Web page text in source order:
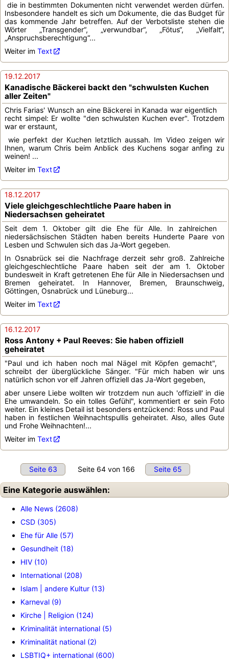
die in bestimmten Dokumenten nicht verwendet werden dürfen.
Insbesondere handelt es sich um Dokumente, die das Budget für
das kommende Jahr betreffen. Auf der Verbotsliste stehen die
Wörter „Transgender“, „verwundbar“, „Fötus“, „Vielfalt“,
„Anspruchsberechtigung“...
Weiter im Text
19.12.2017
Kanadische Bäckerei backt den "schwulsten Kuchen
aller Zeiten"
Chris Farias' Wunsch an eine Bäckerei in Kanada war eigentlich
recht simpel: Er wollte "den schwulsten Kuchen ever". Trotzdem
war er erstaunt,
wie perfekt der Kuchen letztlich aussah. Im Video zeigen wir
Ihnen, warum Chris beim Anblick des Kuchens sogar anfing zu
weinen! ...
Weiter im Text
18.12.2017
Viele gleichgeschlechtliche Paare haben in
Niedersachsen geheiratet
Seit dem 1. Oktober gilt die Ehe für Alle. In zahlreichen
niedersächsischen Städten haben bereits Hunderte Paare von
Lesben und Schwulen sich das Ja-Wort gegeben.
In Osnabrück sei die Nachfrage derzeit sehr groß. Zahlreiche
gleichgeschlechtliche Paare haben seit der am 1. Oktober
bundesweit in Kraft getretenen Ehe für Alle in Niedersachsen und
Bremen geheiratet. In Hannover, Bremen, Braunschweig,
Göttingen, Osnabrück und Lüneburg...
Weiter im Text
16.12.2017
Ross Antony + Paul Reeves: Sie haben offiziell
geheiratet
"Paul und ich haben noch mal Nägel mit Köpfen gemacht",
schreibt der überglückliche Sänger. "Für mich haben wir uns
natürlich schon vor elf Jahren offiziell das Ja-Wort gegeben,
aber unsere Liebe wollten wir trotzdem nun auch 'offiziell' in die
Ehe umwandeln. So ein tolles Gefühl", kommentiert er sein Foto
weiter. Ein kleines Detail ist besonders entzückend: Ross und Paul
haben in festlichen Weihnachtspullis geheiratet. Also, alles Gute
und Frohe Weihnachten!...
Weiter im Text
Seite 63 Seite 64 von 166 Seite 65
Eine Kategorie auswählen:
Alle News (2608)
CSD (305)
Ehe für Alle (57)
Gesundheit (18)
HIV (10)
International (208)
Islam | andere Kultur (13)
Karneval (9)
Kirche | Religion (124)
Kriminalität international (5)
Kriminalität national (2)
LSBTIQ+ international (600)